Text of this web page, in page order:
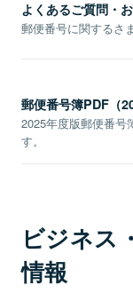
よくあるご質問・
郵便番号に関するさ
郵便番号簿PDF（
2025年度版郵便番号
す。
ビジネス
情報